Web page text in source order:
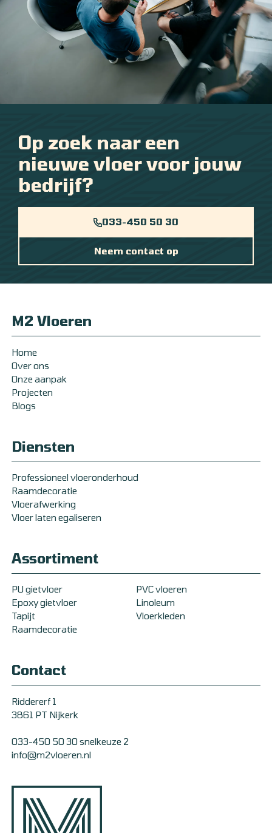
Op zoek naar een
nieuwe vloer voor jouw
bedrijf?
033-450 50 30
Neem contact op
M2 Vloeren
Home
Over ons
Onze aanpak
Projecten
Blogs
Diensten
Professioneel vloeronderhoud
Raamdecoratie
Vloerafwerking
Vloer laten egaliseren
Assortiment
PU gietvloer
PVC vloeren
Epoxy gietvloer
Linoleum
Tapijt
Vloerkleden
Raamdecoratie
Contact
Riddererf 1
3861 PT Nijkerk
033-450 50 30 snelkeuze 2
info@m2vloeren.nl